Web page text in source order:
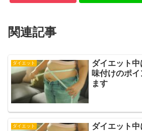
関連記事
ダイエット
ダイエット中
味付けのポ
ます
ダイエット
ダイエット